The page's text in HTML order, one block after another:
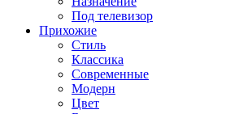
Под телевизор
Прихожие
Стиль
Классика
Современные
Модерн
Цвет